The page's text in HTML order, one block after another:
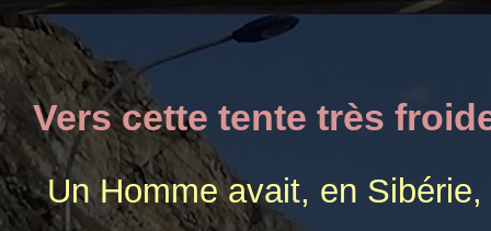
Vers cette tente très
Un Homme avait, en Sibérie,